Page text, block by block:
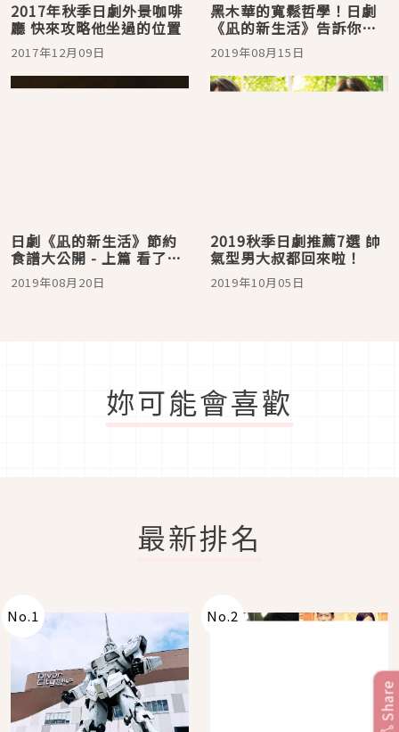
2017年秋季日劇外景咖啡
廳 快來攻略他坐過的位置
2017年12月09日
黑木華的寬鬆哲學！日劇
《凪的新生活》告訴你這
樣活就對了
2019年08月15日
日劇《凪的新生活》節約
食譜大公開 - 上篇 看了也
好想吃！
2019年08月20日
2019秋季日劇推薦7選 帥
氣型男大叔都回來啦！
2019年10月05日
妳可能會喜歡
最新排名
No.1 No.2
Share